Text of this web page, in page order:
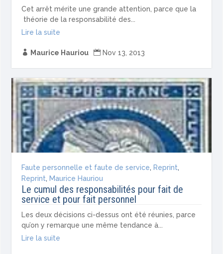
Cet arrêt mérite une grande attention, parce que la
théorie de la responsabilité des...
Lire la suite
 Maurice Hauriou  Nov 13, 2013
Faute personnelle et faute de service, Reprint,
Reprint, Maurice Hauriou
Le cumul des responsabilités pour fait de
service et pour fait personnel
Les deux décisions ci-dessus ont été réunies, parce
qu’on y remar­que une même tendance à...
Lire la suite